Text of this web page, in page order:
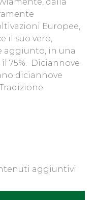
Europee,
il suo vero,
aggiunto, in una
75%. Diciannove
diciannove
aggiuntivi